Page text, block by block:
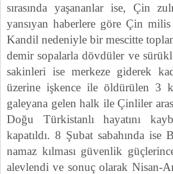
sırasında yaşananlar ise, Çin
yansıyan haberlere göre Çin
Kandil nedeniyle bir mescitte
demir sopalarla dövdüler ve
sakinleri ise merkeze giderek
üzerine işkence ile öldürülen 3
galeyana gelen halk ile Çinliler
Doğu Türkistanlı hayatını
kapatıldı. 8 Şubat sabahında ise
namaz kılması güvenlik
alevlendi ve sonuç olarak Nisan-